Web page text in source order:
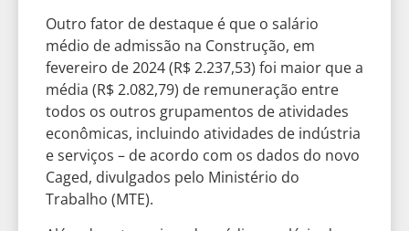
Outro fator de destaque é que o salário
médio de admissão na Construção, em
fevereiro de 2024 (R$ 2.237,53) foi maior que a
média (R$ 2.082,79) de remuneração entre
todos os outros grupamentos de atividades
econômicas, incluindo atividades de indústria
e serviços – de acordo com os dados do novo
Caged, divulgados pelo Ministério do
Trabalho (MTE).